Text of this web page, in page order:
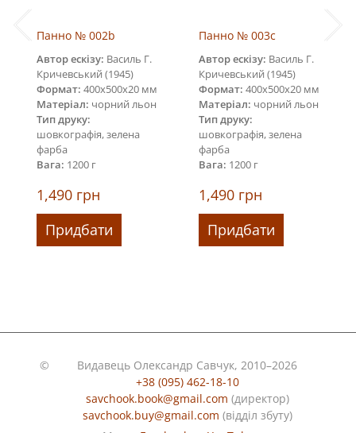
Панно № 002b
Автор ескізу: Василь Г.
Кричевський (1945)
Формат: 400х500х20 мм
Матеріал: чорний льон
Тип друку:
шовкографія, зелена
фарба
Вага: 1200 г
1,490 грн
Придбати
Панно № 003c
Автор ескізу: Василь Г.
Кричевський (1945)
Формат: 400х500х20 мм
Матеріал: чорний льон
Тип друку:
шовкографія, зелена
фарба
Вага: 1200 г
1,490 грн
Придбати
©
Видавець Олександр Савчук, 2010–2026
+38 (095) 462-18-10
savchook.book@gmail.com (директор)
savchook.buy@gmail.com (відділ збуту)